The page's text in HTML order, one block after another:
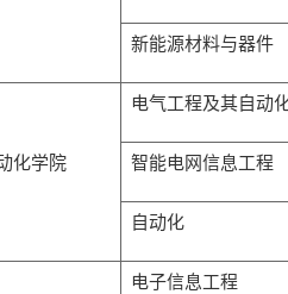
新能源材料与器件
化学院
电气工程及其自动
智能电网信息工程
自动化
电子信息工程